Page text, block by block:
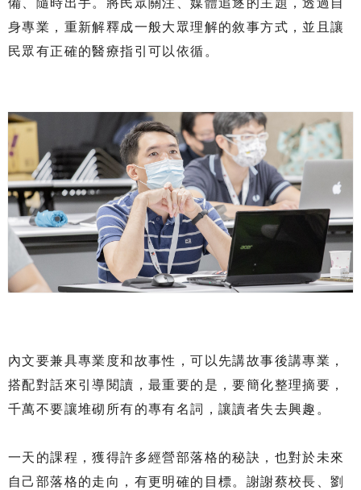
備、隨時出手。將民眾關注、媒體追逐的主題，透過自
身專業，重新解釋成一般大眾理解的敘事方式，並且讓
民眾有正確的醫療指引可以依循。
內文要兼具專業度和故事性，可以先講故事後講專業，
搭配對話來引導閱讀，最重要的是，要簡化整理摘要，
千萬不要讓堆砌所有的專有名詞，讓讀者失去興趣。
一天的課程，獲得許多經營部落格的秘訣，也對於未來
自己部落格的走向，有更明確的目標。謝謝蔡校長、劉